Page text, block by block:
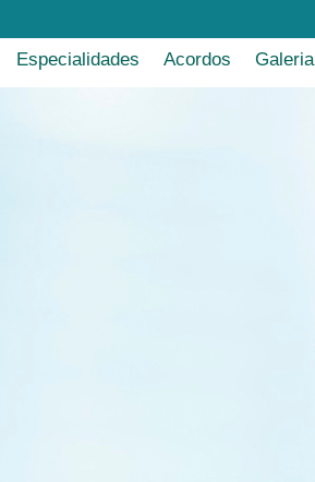
Especialidades Acordos Galeria